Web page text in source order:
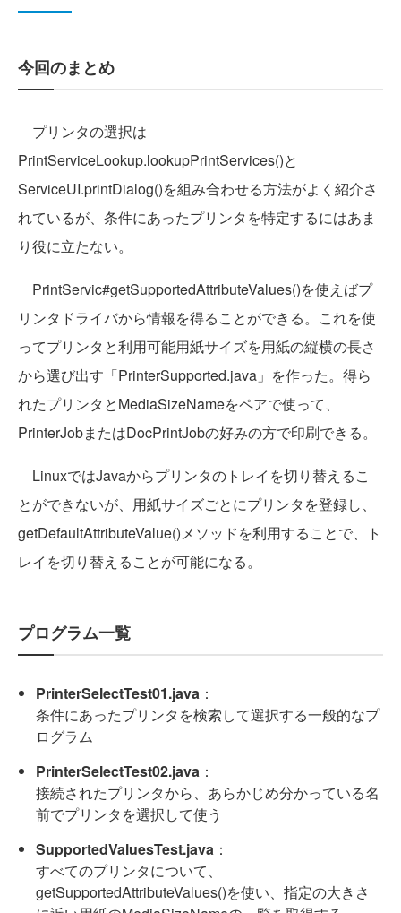
今回のまとめ
プリンタの選択は
PrintServiceLookup.lookupPrintServices()と
ServiceUI.printDialog()を組み合わせる方法がよく紹介さ
れているが、条件にあったプリンタを特定するにはあま
り役に立たない。
PrintServic#getSupportedAttributeValues()を使えばプ
リンタドライバから情報を得ることができる。これを使
ってプリンタと利用可能用紙サイズを用紙の縦横の長さ
から選び出す「PrinterSupported.java」を作った。得ら
れたプリンタとMediaSizeNameをペアで使って、
PrinterJobまたはDocPrintJobの好みの方で印刷できる。
LinuxではJavaからプリンタのトレイを切り替えるこ
とができないが、用紙サイズごとにプリンタを登録し、
getDefaultAttributeValue()メソッドを利用することで、ト
レイを切り替えることが可能になる。
プログラム一覧
PrinterSelectTest01.java ：
条件にあったプリンタを検索して選択する一般的なプ
ログラム
PrinterSelectTest02.java ：
接続されたプリンタから、あらかじめ分かっている名
前でプリンタを選択して使う
SupportedValuesTest.java ：
すべてのプリンタについて、
getSupportedAttributeValues()を使い、指定の大きさ